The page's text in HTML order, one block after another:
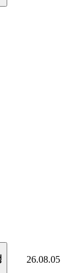
26.08.05